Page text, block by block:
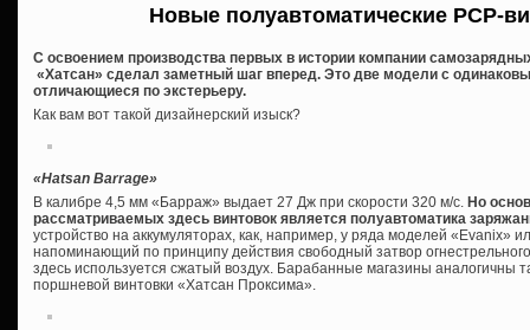
Новые полуавтоматические PCP-
С освоением производства первых в истории компании
«Хатсан» сделал заметный шаг вперед. Это две модели с
отличающиеся по экстерьеру.
Как вам вот такой дизайнерский изыск?
«Hatsan Barrage»
В калибре 4,5 мм «Барраж» выдает 27 Дж при скорости 320 м/с. Но
рассматриваемых здесь винтовок является полуавтоматика
устройство на аккумуляторах, как, например, у ряда моделей «Evanix»
напоминающий по принципу действия свободный затвор
здесь используется сжатый воздух. Барабанные магазины
поршневой винтовки «Хатсан Проксима».